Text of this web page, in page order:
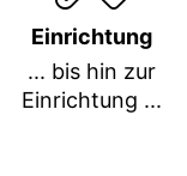
Einrichtung
... bis hin zur
Einrichtung ...